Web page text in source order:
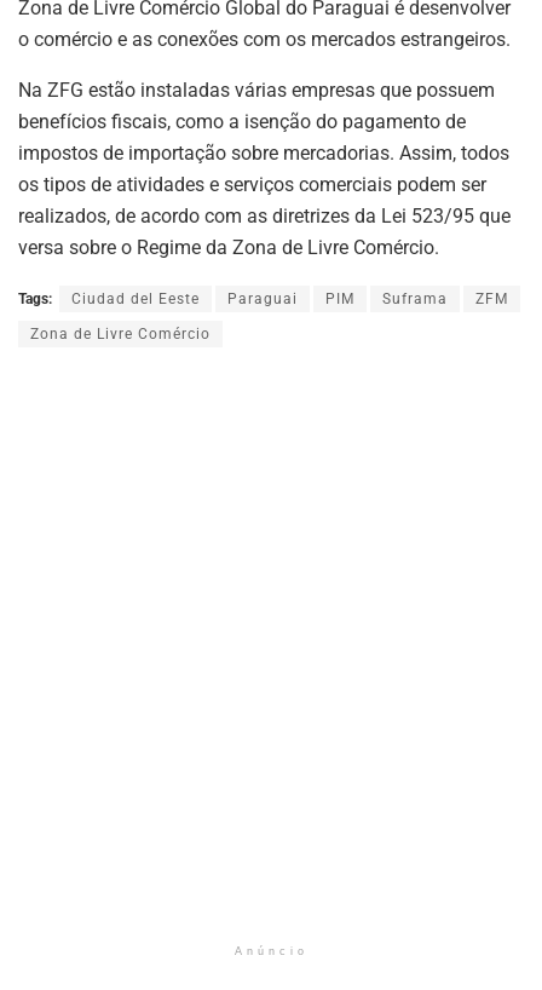
Zona de Livre Comércio Global do Paraguai é desenvolver
o comércio e as conexões com os mercados estrangeiros.
Na ZFG estão instaladas várias empresas que possuem
benefícios fiscais, como a isenção do pagamento de
impostos de importação sobre mercadorias. Assim, todos
os tipos de atividades e serviços comerciais podem ser
realizados, de acordo com as diretrizes da Lei 523/95 que
versa sobre o Regime da Zona de Livre Comércio.
Tags: Ciudad del Eeste Paraguai PIM Suframa ZFM
Zona de Livre Comércio
Anúncio